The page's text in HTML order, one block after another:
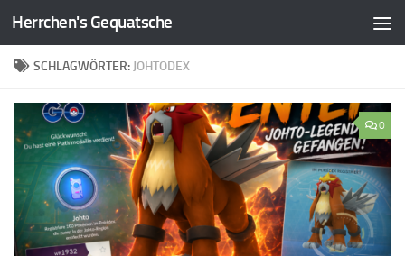
Zum Inhalt springen
Herrchen's Gequatsche
SCHLAGWÖRTER: JOHTODEX
0